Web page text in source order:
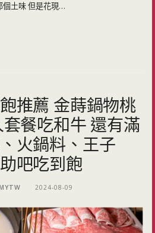
個土味 但是花現…
推薦 金蒔鍋物桃
餐吃和牛 還有滿
火鍋料、王子
吧吃到飽
2024-08-09